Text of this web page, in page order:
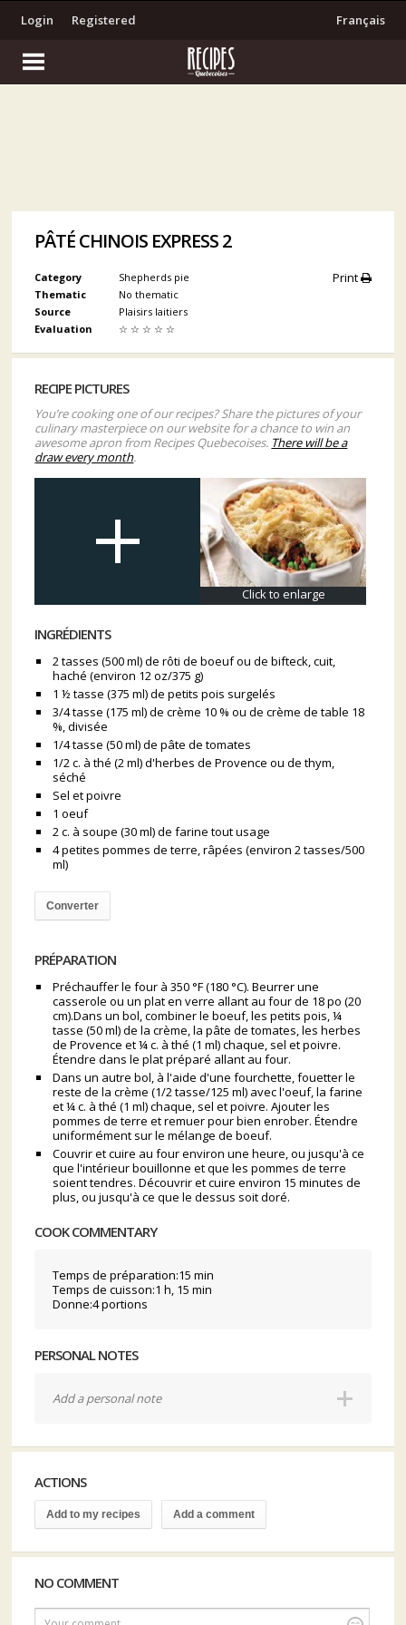
Registered
Login Français
PÂTÉ CHINOIS EXPRESS 2
Print
Category
Shepherds pie
Thematic
No thematic
Source
Plaisirs laitiers
Evaluation
☆ ☆ ☆ ☆ ☆
RECIPE PICTURES
You’re cooking one of our recipes? Share the pictures of your
culinary masterpiece on our website for a chance to win an
awesome apron from Recipes Quebecoises. There will be a
draw every month.
Click to enlarge
INGRÉDIENTS
2 tasses (500 ml) de rôti de boeuf ou de bifteck, cuit,
haché (environ 12 oz/375 g)
1 ½ tasse (375 ml) de petits pois surgelés
3/4 tasse (175 ml) de crème 10 % ou de crème de table 18
%, divisée
1/4 tasse (50 ml) de pâte de tomates
1/2 c. à thé (2 ml) d'herbes de Provence ou de thym,
séché
Sel et poivre
1 oeuf
2 c. à soupe (30 ml) de farine tout usage
4 petites pommes de terre, râpées (environ 2 tasses/500
ml)
Converter
PRÉPARATION
Préchauffer le four à 350 °F (180 °C). Beurrer une
casserole ou un plat en verre allant au four de 18 po (20
cm).Dans un bol, combiner le boeuf, les petits pois, ¼
tasse (50 ml) de la crème, la pâte de tomates, les herbes
de Provence et ¼ c. à thé (1 ml) chaque, sel et poivre.
Étendre dans le plat préparé allant au four.
Dans un autre bol, à l'aide d'une fourchette, fouetter le
reste de la crème (1/2 tasse/125 ml) avec l'oeuf, la farine
et ¼ c. à thé (1 ml) chaque, sel et poivre. Ajouter les
pommes de terre et remuer pour bien enrober. Étendre
uniformément sur le mélange de boeuf.
Couvrir et cuire au four environ une heure, ou jusqu'à ce
que l'intérieur bouillonne et que les pommes de terre
soient tendres. Découvrir et cuire environ 15 minutes de
plus, ou jusqu'à ce que le dessus soit doré.
COOK COMMENTARY
Temps de préparation:15 min
Temps de cuisson:1 h, 15 min
Donne:4 portions
PERSONAL NOTES
Add a personal note
ACTIONS
Add to my recipes Add a comment
NO COMMENT